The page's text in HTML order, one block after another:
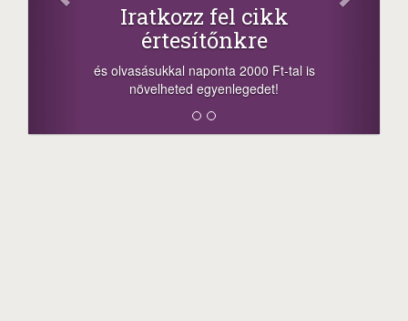
+1.000.000 Ft...
-nyeremény növelés jár a szerencsésnek
megosztási lehetőséget. Lájkolj is minket!